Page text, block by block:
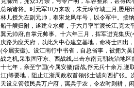
总领诸将。时元军10万来攻，朱元璋守城三月,屡用
林儿授为左副元帅，奉宋龙凤年号，以令军中。接
船千艘归附，遂建立水师，于六月率军渡长江,克太
翼元帅府,自掌元帅事。十六年三月，挥军进克集庆
庆路为应天府，以此为中心建立基地，命将士四出
(今属安徽)。设江南行中书省，自总省事，被拥为
战之机,采取固守东、西战线,出击东南元朝统治地
十七年，亲至宁国(今属安徽)督战,俘元兵十余万,遂
江)等要地，阻止江浙周政权首领张士诚向西扩张。
天设立管领民兵万户府，寓兵于农，令农时则耕，